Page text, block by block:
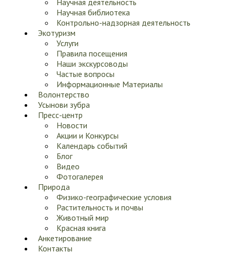
Научная библиотека
Контрольно-надзорная деятельность
Экотуризм
Услуги
Правила посещения
Наши экскурсоводы
Частые вопросы
Информационные Материалы
Волонтерство
Усынови зубра
Пресс-центр
Новости
Акции и Конкурсы
Календарь событий
Блог
Видео
Фотогалерея
Природа
Физико-географические условия
Растительность и почвы
Животный мир
Красная книга
Анкетирование
Контакты